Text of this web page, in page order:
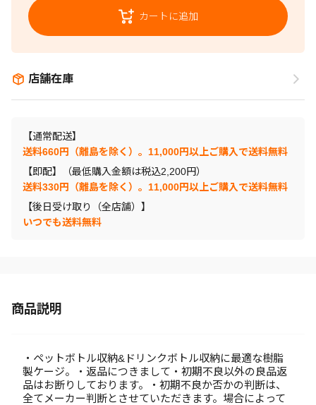
カートに追加
店舗在庫
【通常配送】
送料660円（離島を除く）。11,000円以上ご購入で送料無料
【即配】（最低購入金額は税込2,200円）
送料330円（離島を除く）。11,000円以上ご購入で送料無料
【後日受け取り（全店舗）】
いつでも送料無料
商品説明
・ペットボトル収納&ドリンクボトル収納に最適な樹脂
製ケージ。・返品につきまして・初期不良以外の良品返
品はお断りしております。・初期不良か否かの判断は、
全てメーカー判断とさせていただきます。場合によって